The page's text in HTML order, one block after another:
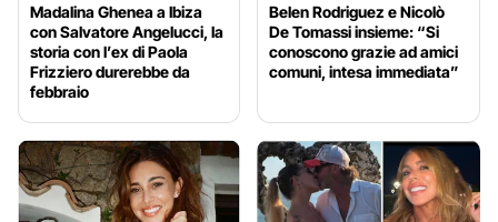
Madalina Ghenea a Ibiza
con Salvatore Angelucci, la
storia con l’ex di Paola
Frizziero durerebbe da
febbraio
Belen Rodriguez e Nicolò
De Tomassi insieme: “Si
conoscono grazie ad amici
comuni, intesa immediata”